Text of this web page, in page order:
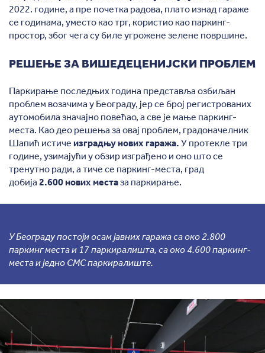
2022. године, а пре почетка радова, плато изнад гараже
се годинама, уместо као трг, користио као паркинг-
простор, због чега су биле угрожене зелене површине.
РЕШЕЊЕ ЗА ВИШЕДЕЦЕНИЈСКИ ПРОБЛЕМ
Паркирање последњих година представља озбиљан
проблем возачима у Београду, јер се број регистрованих
аутомобила значајно повећао, а све је мање паркинг-
места. Као део решења за овај проблем, градоначелник
Шапић истиче изградњу нових гаража. У протекле три
године, узимајући у обзир изграђено и оно што се
тренутно ради, а тиче се паркинг-места, град
добија 2.600 нових местаза паркирање.
У Београду постоји осам јавних гаража са око 2.800
паркинг места и 17 паркиралишта, са око 4.600 паркинг-
места и једно СМС паркиралиште.